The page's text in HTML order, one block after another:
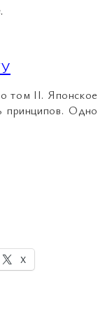
том II. Японское
принципов. Одно
X